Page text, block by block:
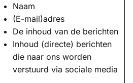
Naam
(E-mail)adres
De inhoud van de berichten
Inhoud (directe) berichten
die naar ons worden
verstuurd via sociale media